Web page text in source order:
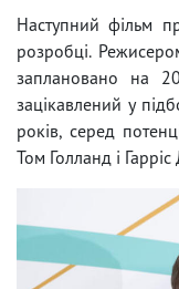
Наступний фільм
розробці.
заплановано на
зацікавлений у
років, серед
Том Голланд і Гарріс